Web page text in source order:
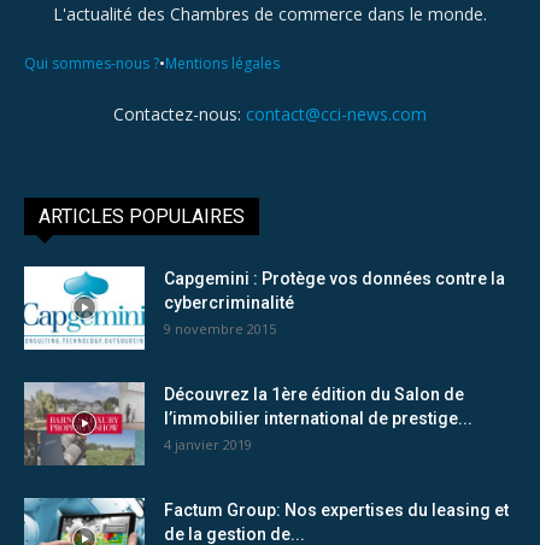
L'actualité des Chambres de commerce dans le monde.
Qui sommes-nous ?•Mentions légales
Contactez-nous: contact@cci-news.com
ARTICLES POPULAIRES
Capgemini : Protège vos données contre la
cybercriminalité
9 novembre 2015
Découvrez la 1ère édition du Salon de
l’immobilier international de prestige...
4 janvier 2019
Factum Group: Nos expertises du leasing et
de la gestion de...